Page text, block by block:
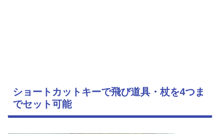
ショートカットキーで飛び道具・杖を4つま
でセット可能